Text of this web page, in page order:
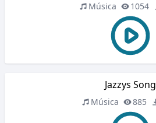
Música 1054
Jazzys Song
Música 885